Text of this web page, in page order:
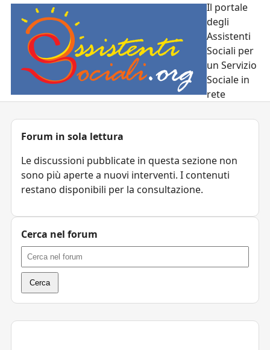
Il portale
degli
Assistenti
Sociali per
un Servizio
Sociale in
rete
Forum in sola lettura
Le discussioni pubblicate in questa sezione non
sono più aperte a nuovi interventi. I contenuti
restano disponibili per la consultazione.
Cerca nel forum
Cerca